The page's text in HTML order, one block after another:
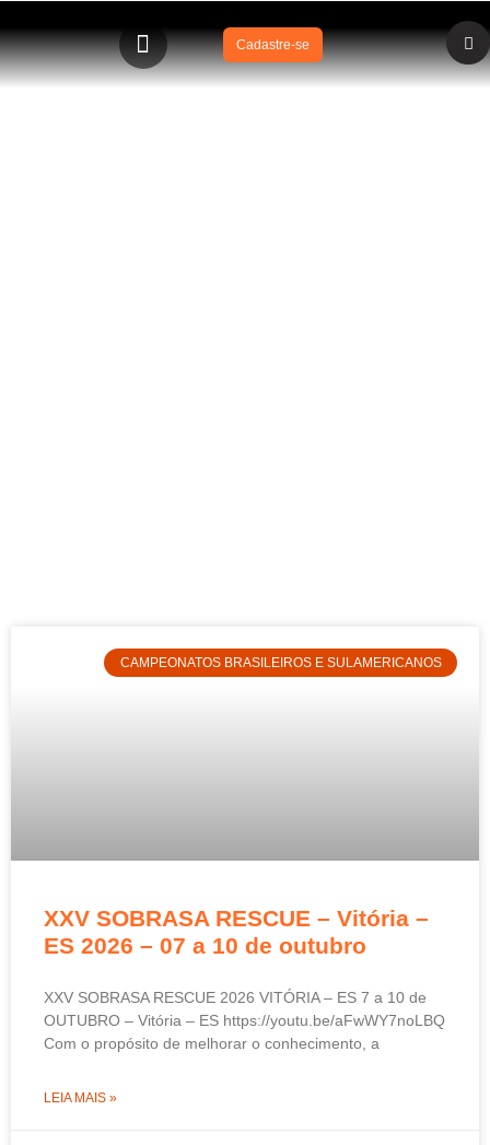
Cadastre-se
CAMPEONATOS BRASILEIROS E SULAMERICANOS
XXV SOBRASA RESCUE – Vitória –
ES 2026 – 07 a 10 de outubro
XXV SOBRASA RESCUE 2026 VITÓRIA – ES 7 a 10 de
OUTUBRO – Vitória – ES https://youtu.be/aFwWY7noLBQ
Com o propósito de melhorar o conhecimento, a
LEIA MAIS »